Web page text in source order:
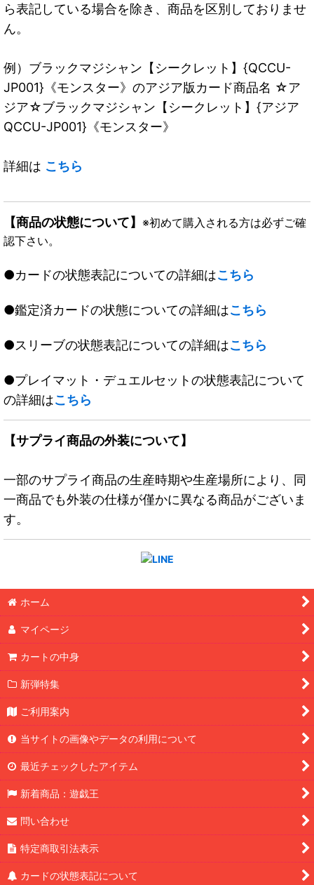
ら表記している場合を除き、商品を区別しておりませ
ん。
例）ブラックマジシャン【シークレット】{QCCU-
JP001}《モンスター》のアジア版カード商品名 ☆ア
ジア☆ブラックマジシャン【シークレット】{アジア
QCCU-JP001}《モンスター》
詳細は こちら
【商品の状態について】 ※初めて購入される方は必ずご確
認下さい。
●カードの状態表記についての詳細はこちら
●鑑定済カードの状態についての詳細はこちら
●スリーブの状態表記についての詳細はこちら
●プレイマット・デュエルセットの状態表記について
の詳細はこちら
【サプライ商品の外装について】
一部のサプライ商品の生産時期や生産場所により、同
一商品でも外装の仕様が僅かに異なる商品がございま
す。
ホーム
マイページ
カートの中身
新弾特集
ご利用案内
当サイトの画像やデータの利用について
最近チェックしたアイテム
新着商品：遊戯王
問い合わせ
特定商取引法表示
カードの状態表記について